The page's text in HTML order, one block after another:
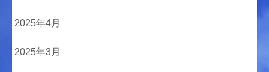
2025年4月
2025年3月